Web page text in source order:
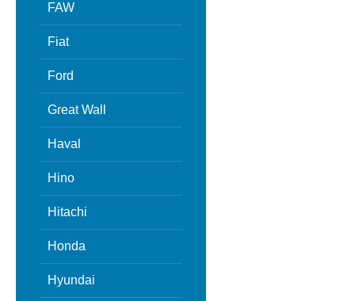
FAW
Fiat
Ford
Great Wall
Haval
Hino
Hitachi
Honda
Hyundai